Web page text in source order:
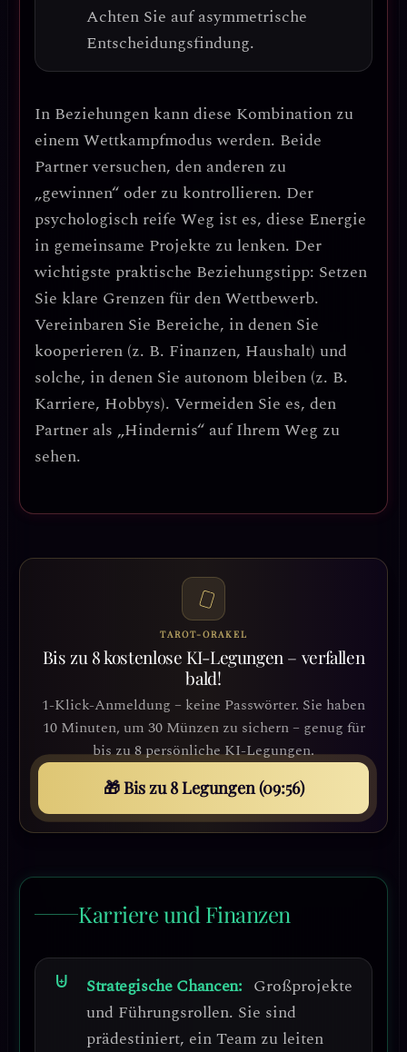
Achten Sie aufasymmetrische
Entscheidungsfindung.
In Beziehungen kann diese Kombination zu
einemWettkampfmoduswerden. Beide
Partner versuchen, den anderen zu
„gewinnen“ oder zu kontrollieren. Der
psychologisch reife Weg ist es, diese Energie
in gemeinsame Projekte zu lenken. Der
wichtigste praktische Beziehungstipp: Setzen
Sie klare Grenzen für den Wettbewerb.
Vereinbaren Sie Bereiche, in denen Sie
kooperieren (z. B. Finanzen, Haushalt) und
solche, in denen Sie autonom bleiben (z. B.
Karriere, Hobbys). Vermeiden Sie es, den
Partner als „Hindernis“ auf Ihrem Weg zu
sehen.
TAROT-ORAKEL
Bis zu 8 kostenlose KI-Legungen – verfallen
bald!
1-Klick-Anmeldung – keine Passwörter. Sie haben
10 Minuten, um 30 Münzen zu sichern – genug für
bis zu 8 persönliche KI-Legungen.
🎁 Bis zu 8 Legungen (09:52)
Karriere und Finanzen
Strategische Chancen: Großprojekte
und Führungsrollen. Sie sind
prädestiniert, ein Team zu leiten